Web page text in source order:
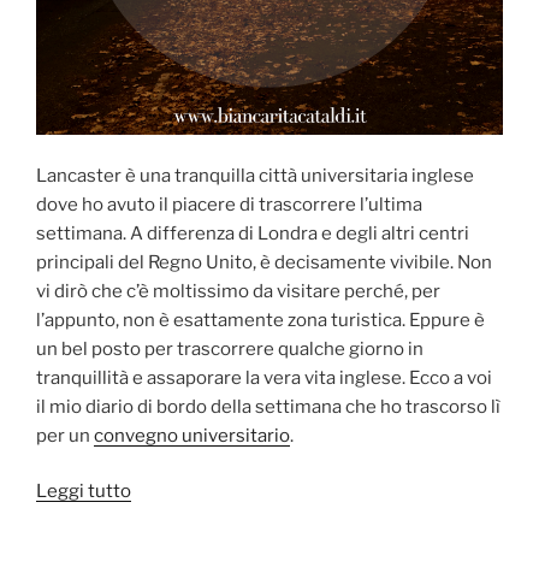
Lancaster è una tranquilla città universitaria inglese
dove ho avuto il piacere di trascorrere l’ultima
settimana. A differenza di Londra e degli altri centri
principali del Regno Unito, è decisamente vivibile. Non
vi dirò che c’è moltissimo da visitare perché, per
l’appunto, non è esattamente zona turistica. Eppure è
un bel posto per trascorrere qualche giorno in
tranquillità e assaporare la vera vita inglese. Ecco a voi
il mio diario di bordo della settimana che ho trascorso lì
per un convegno universitario.
Leggi tutto“Lancaster,